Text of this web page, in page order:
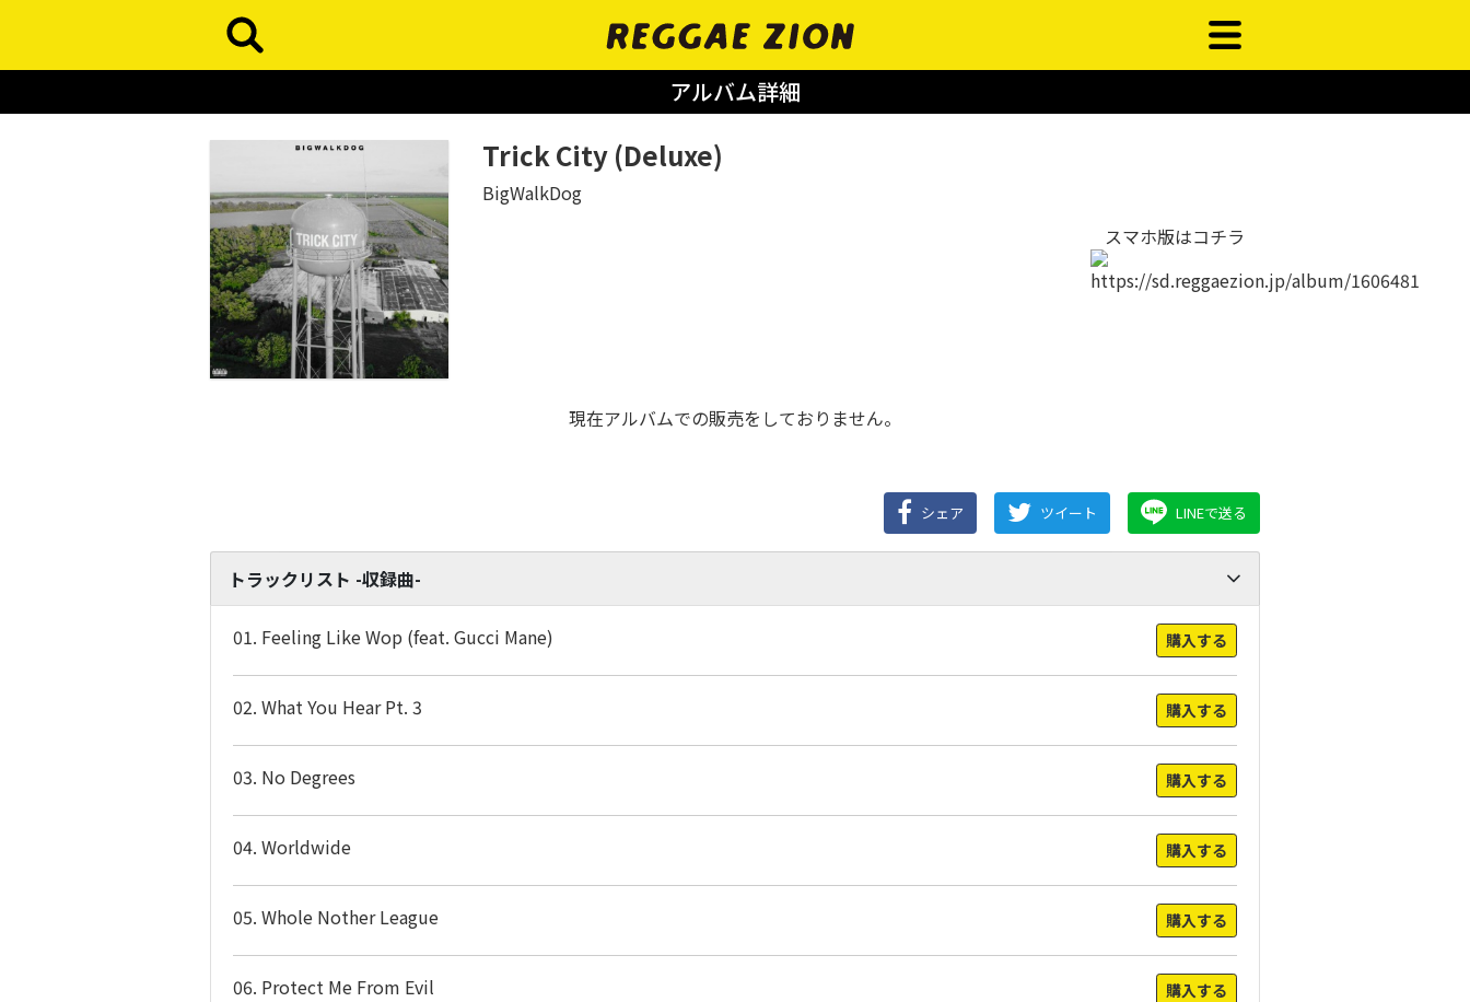
アルバム詳細
Trick City (Deluxe)
BigWalkDog
スマホ版はコチラ
現在アルバムでの販売をしておりません。
シェア ツイート LINEで送る
トラックリスト -収録曲-
01. Feeling Like Wop (feat. Gucci Mane) 購入する
02. What You Hear Pt. 3 購入する
03. No Degrees 購入する
04. Worldwide 購入する
05. Whole Nother League 購入する
06. Protect Me From Evil 購入する